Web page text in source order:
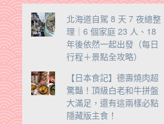
北海道自駕 8 天 7 夜總整
理｜6 個家庭 23 人、18
年後依然一起出發（每日
行程＋景點全攻略）
【日本食記】德壽燒肉超
驚豔！頂級白老和牛拼盤
大滿足，還有這兩樣必點
隱藏版主食！